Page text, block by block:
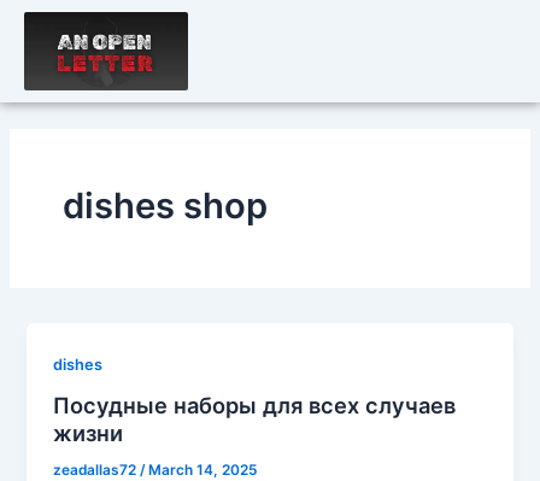
Skip
content
dishes shop
dishes
Посудные наборы для всех случаев
жизни
zeadallas72/ March 14, 2025